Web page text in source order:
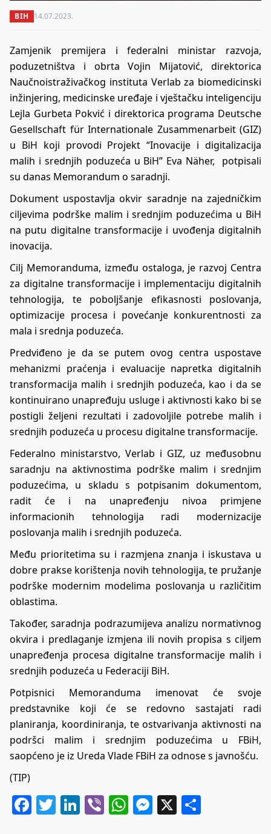
BIH 14.07.2023.
Zamjenik premijera i federalni ministar razvoja,
poduzetništva i obrta Vojin Mijatović, direktorica
Naučnoistraživačkog instituta Verlab za biomedicinski
inžinjering, medicinske uređaje i vještačku inteligenciju
Lejla Gurbeta Pokvić i direktorica programa Deutsche
Gesellschaft für Internationale Zusammenarbeit (GIZ)
u BiH koji provodi Projekt “Inovacije i digitalizacija
malih i srednjih poduzeća u BiH” Eva Näher, potpisali
su danas Memorandum o saradnji.
Dokument uspostavlja okvir saradnje na zajedničkim
ciljevima podrške malim i srednjim poduzećima u BiH
na putu digitalne transformacije i uvođenja digitalnih
inovacija.
Cilj Memoranduma, između ostaloga, je razvoj Centra
za digitalne transformacije i implementaciju digitalnih
tehnologija, te poboljšanje efikasnosti poslovanja,
optimizacije procesa i povećanje konkurentnosti za
mala i srednja poduzeća.
Predviđeno je da se putem ovog centra uspostave
mehanizmi praćenja i evaluacije napretka digitalnih
transformacija malih i srednjih poduzeća, kao i da se
kontinuirano unapređuju usluge i aktivnosti kako bi se
postigli željeni rezultati i zadovoljile potrebe malih i
srednjih poduzeća u procesu digitalne transformacije.
Federalno ministarstvo, Verlab i GIZ, uz međusobnu
saradnju na aktivnostima podrške malim i srednjim
poduzećima, u skladu s potpisanim dokumentom,
radit će i na unapređenju nivoa primjene
informacionih tehnologija radi modernizacije
poslovanja malih i srednjih poduzeća.
Među prioritetima su i razmjena znanja i iskustava u
dobre prakse korištenja novih tehnologija, te pružanje
podrške modernim modelima poslovanja u različitim
oblastima.
Također, saradnja podrazumijeva analizu normativnog
okvira i predlaganje izmjena ili novih propisa s ciljem
unapređenja procesa digitalne transformacije malih i
srednjih poduzeća u Federaciji BiH.
Potpisnici Memoranduma imenovat će svoje
predstavnike koji će se redovno sastajati radi
planiranja, koordiniranja, te ostvarivanja aktivnosti na
podršci malim i srednjim poduzećima u FBiH,
saopćeno je iz Ureda Vlade FBiH za odnose s javnošću.
(TIP)
Facebook
Twitter
LinkedIn
ViberWhatsApp
Messenger
X